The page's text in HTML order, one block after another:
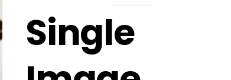
Single